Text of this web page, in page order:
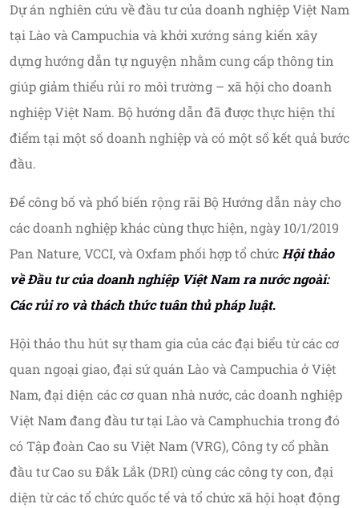
Dự án nghiên cứu về đầu tư của doanh nghiệp Việt Nam
tại Lào và Campuchia và khởi xướng sáng kiến xây
dựng hướng dẫn tự nguyện nhằm cung cấp thông tin
giúp giảm thiểu rủi ro môi trường – xã hội cho doanh
nghiệp Việt Nam. Bộ hướng dẫn đã được thực hiện thí
điểm tại một số doanh nghiệp và có một số kết quả bước
đầu.
Để công bố và phổ biến rộng rãi Bộ Hướng dẫn này cho
các doanh nghiệp khác cùng thực hiện, ngày 10/1/2019
Pan Nature, VCCI, và Oxfam phối hợp tổ chứcHội thảo
về Đầu tư của doanh nghiệp Việt Nam ra nước ngoài:
Các rủi ro và thách thức tuân thủ pháp luật.
Hội thảo thu hút sự tham gia của các đại biểu từ các cơ
quan ngoại giao, đại sứ quán Lào và Campuchia ở Việt
Nam, đại diện các cơ quan nhà nước, các doanh nghiệp
Việt Nam đang đầu tư tại Lào và Camphuchia trong đó
có Tập đoàn Cao su Việt Nam (VRG), Công ty cổ phần
đầu tư Cao su Đắk Lắk (DRI) cùng các công ty con, đại
diện từ các tổ chức quốc tế và tổ chức xã hội hoạt động